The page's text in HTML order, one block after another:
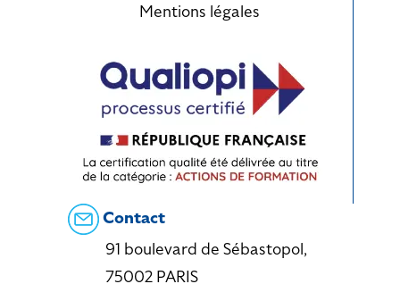
Mentions légales
Contact
91 boulevard de Sébastopol,
75002 PARIS